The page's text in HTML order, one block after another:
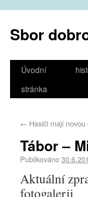
Sbor
Úvodní
stránka
← Hasiči mají novou
Tábor –
Publikováno
Aktuální
fotogalerii